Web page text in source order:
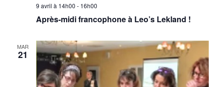
9 avril à 14h00 - 16h00
Après-midi francophone à Leo’s Lekland !
MAR
21